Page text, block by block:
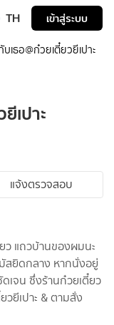
TH เข้าสู่ระบบ
เธอ@ก๋วยเตี๋ยวยีเปาะ
เปาะ
แจ้งตรวจสอบ
แถวบ้านของผมนะ
สยิดกลาง หากนั่งอยู่
เจน ซึ่งร้านก๋วยเตี๋ยว
วยีเปาะ & ตามสั่ง